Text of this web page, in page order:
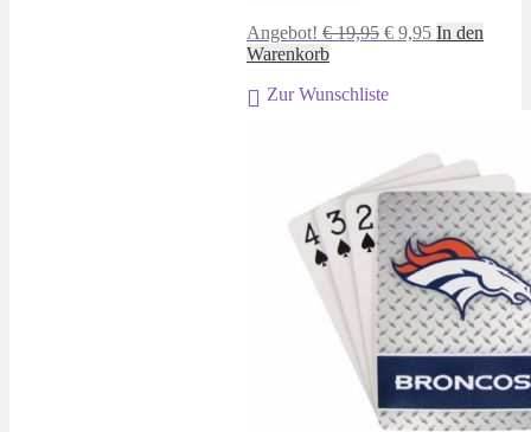
Angebot! €19,95 Ursprünglicher
€ 19,95
€ 9,95Aktueller
In den
Warenkorb
Zur Wunschliste